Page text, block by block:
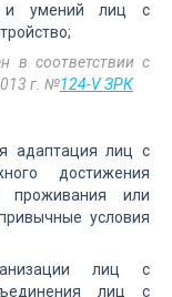
и умений лиц с
в соответствии с
г. №124-V ЗРК
адаптация лиц с
достижения
проживания или
условия
лиц с
лиц с